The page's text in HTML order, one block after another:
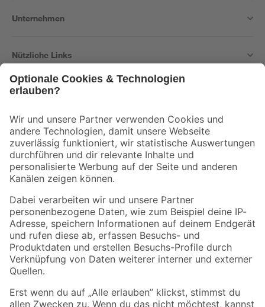
Unternehmen
Nützliche Links
Der toom Newsletter: Keine Angebote und Aktionen mehr verpassen!
Zur Newsletter Anmeldung
Folge uns
Zahlungsarten Versandarten
Sicher einkaufen